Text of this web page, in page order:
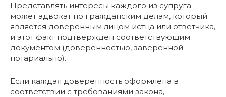
Представлять интересы каждого из супруга
может адвокат по гражданским делам, который
является доверенным лицом истца или ответчика,
и этот факт подтвержден соответствующим
документом (доверенностью, заверенной
нотариально).
Если каждая доверенность оформлена в
соответствии с требованиями закона,